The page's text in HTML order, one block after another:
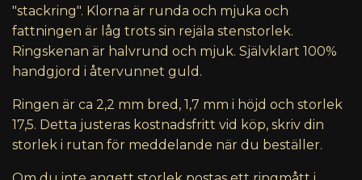
"stackring". Klorna är runda och mjuka och
fattningen är låg trots sin rejäla stenstorlek.
Ringskenan är halvrund och mjuk. Självklart 100%
handgjord i återvunnet guld.
Ringen är ca 2,2 mm bred, 1,7 mm i höjd och storlek
17,5. Detta justeras kostnadsfritt vid köp, skriv din
storlek i rutan för meddelande när du beställer.